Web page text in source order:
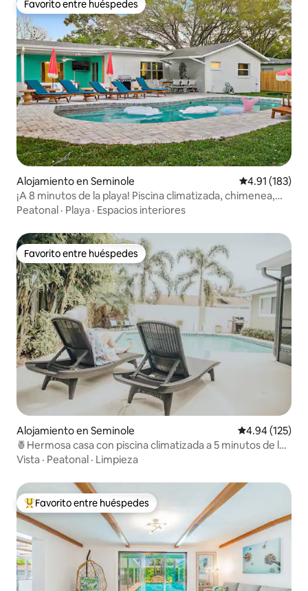
Favorito entre huéspedes
Favorito entre huéspedes
Alojamiento en Seminole Calificación
4.91 (183)
¡A 8 minutos de la playa! Piscina climatizada, chimenea,
sala de juegos
Peatonal · Playa · Espacios interiores
Favorito entre huéspedes
Favorito entre huéspedes
Alojamiento en Seminole Calificación
4.94 (125)
🍍Hermosa casa con piscina climatizada a 5 minutos de la
playa. 8 personas🍍
Vista · Peatonal · Limpieza
Favorito entre huéspedes preferido
Favorito entre huéspedes